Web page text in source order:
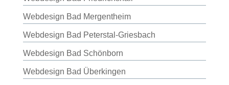
Webdesign Bad Mergentheim
Webdesign Bad Peterstal-Griesbach
Webdesign Bad Schönborn
Webdesign Bad Überkingen